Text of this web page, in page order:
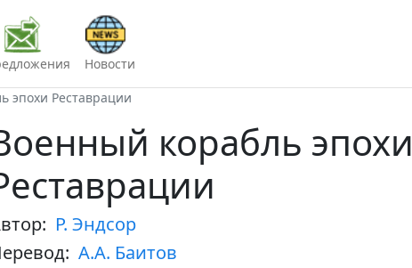
Новости
эпохи Реставрации
корабль эпохи
Р. Эндсор
А.А. Баитов